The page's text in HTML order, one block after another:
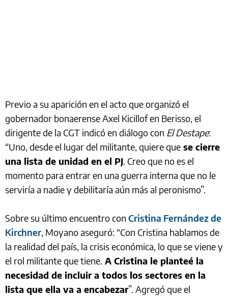
Previo a su aparición en el acto que organizó el
gobernador bonaerense Axel Kicillof en Berisso, el
dirigente de la CGT indicó en diálogo con El Destape:
“Uno, desde el lugar del militante, quiere que se cierre
una lista de unidad en el PJ. Creo que no es el
momento para entrar en una guerra interna que no le
serviría a nadie y debilitaría aún más al peronismo”.
Sobre su último encuentro con Cristina Fernández de
Kirchner, Moyano aseguró: “Con Cristina hablamos de
la realidad del país, la crisis económica, lo que se viene y
el rol militante que tiene. A Cristina le planteé la
necesidad de incluir a todos los sectores en la
lista que ella va a encabezar”. Agregó que el